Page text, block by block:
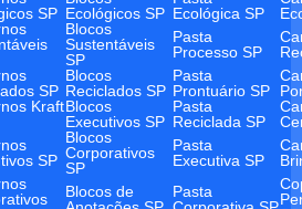
SP Ecológicos SP Ecológica SP
Blocos
Sustentáveis
SP
Pasta
Processo SP
SP
Blocos
Reciclados SP
Pasta
Prontuário SP
KraftBlocos
Executivos SP
Pasta
Reciclada SP
SP
Blocos
Corporativos
SP
Pasta
Executiva SP
Blocos de
Pasta